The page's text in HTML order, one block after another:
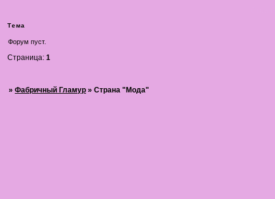
Тема
Форум пуст.
Страница:1
»Фабричный Гламур »Страна "Мода"